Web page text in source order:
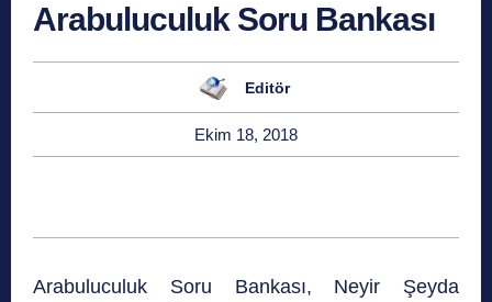
Arabuluculuk Soru Bankası
Editör
Ekim 18, 2018
Arabuluculuk Soru Bankası, Neyir Şeyda